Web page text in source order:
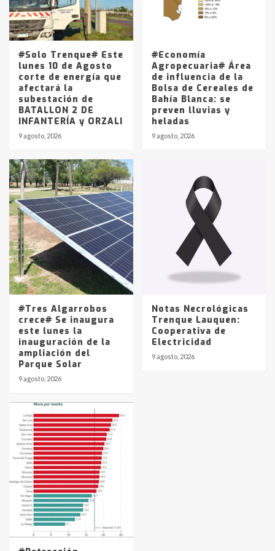
5
Los precios de los combustibles en
La Pampa, desde YPF hasta Axion
entre 857 a 1338 pesos
#Solo Trenque# Este
lunes 10 de Agosto
corte de energía que
afectará la
subestación de
BATALLON 2 DE
INFANTERÍA y ORZALI
9 agosto, 2026
#Economía
Agropecuaria# Área
de influencia de la
Bolsa de Cereales de
Bahía Blanca: se
preven lluvias y
heladas
9 agosto, 2026
#Tres Algarrobos
crece# Se inaugura
este lunes la
inauguración de la
ampliación del
Parque Solar
9 agosto, 2026
Notas Necrológicas
Trenque Lauquen:
Cooperativa de
Electricidad
9 agosto, 2026